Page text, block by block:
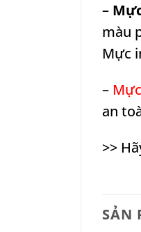
–
màu
Mực
–
an
>>
SẢN